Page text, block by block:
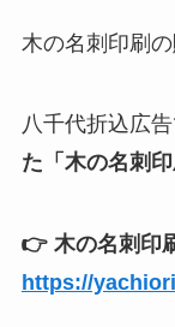
木の名刺印刷
八千代折込広
た「木の名刺
👉 木の名刺印
https://